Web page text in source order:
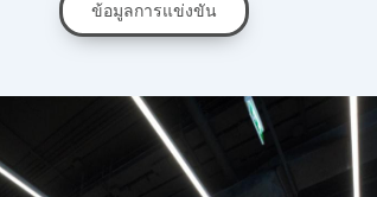
ข้อมูลการแข่งขัน